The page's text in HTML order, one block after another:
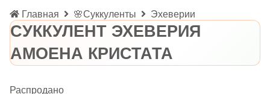
Главная 🌸Суккуленты Эхеверии
СУККУЛЕНТ ЭХЕВЕРИЯ
АМОЕНА КРИСТАТА
Распродано